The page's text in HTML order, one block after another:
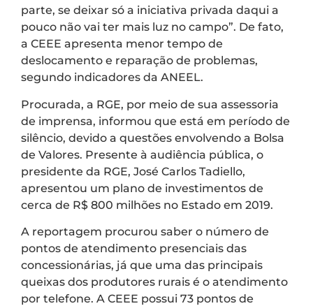
parte, se deixar só a iniciativa privada daqui a
pouco não vai ter mais luz no campo”. De fato,
a CEEE apresenta menor tempo de
deslocamento e reparação de problemas,
segundo indicadores da ANEEL.
Procurada, a RGE, por meio de sua assessoria
de imprensa, informou que está em período de
silêncio, devido a questões envolvendo a Bolsa
de Valores. Presente à audiência pública, o
presidente da RGE, José Carlos Tadiello,
apresentou um plano de investimentos de
cerca de R$ 800 milhões no Estado em 2019.
A reportagem procurou saber o número de
pontos de atendimento presenciais das
concessionárias, já que uma das principais
queixas dos produtores rurais é o atendimento
por telefone. A CEEE possui 73 pontos de